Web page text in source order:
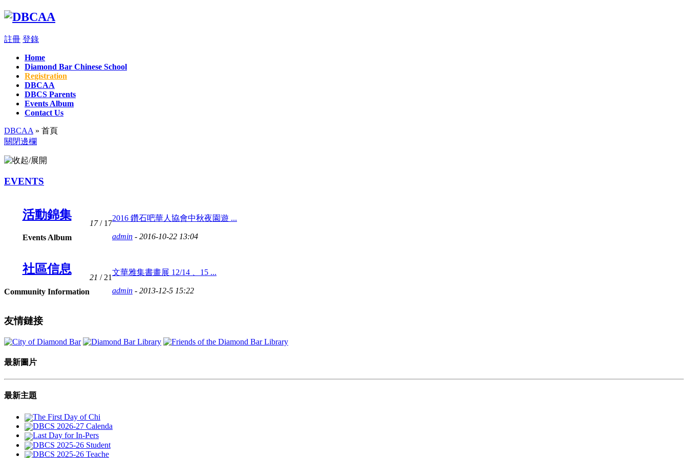
註冊 登錄
Home
Diamond Bar Chinese School
Registration
DBCAA
DBCS Parents
Events Album
Contact Us
DBCAA » 首頁
關閉邊欄
EVENTS
活動錦集
Events Album
17/ 17
2016 鑽石吧華人協會中秋夜園遊 ...
admin - 2016-10-22 13:04
社區信息
Community Information
21 / 21
文華雅集書畫展 12/14 、15 ...
admin - 2013-12-5 15:22
友情鏈接
最新圖片
最新主題
The First Day of Chi
DBCS 2026-27 Calenda
Last Day for In-Pers
DBCS 2025-26 Student
DBCS 2025-26 Teache